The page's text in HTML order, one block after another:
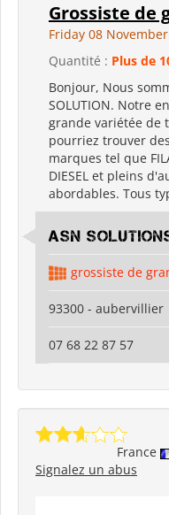
Grossiste de
Friday 08
Quantité : Plus de
Bonjour, Nous
SOLUTION. Notre
grande variétée de
pourriez trouver
marques tel que
DIESEL et pleins
abordables. Tous
asn
grossiste de
93300 - aubervillier
07 68 22 87 57
France
Signalez un abus